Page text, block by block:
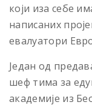
који иза себе
написаних
евалуатори
Један од
шеф тима за
академије из